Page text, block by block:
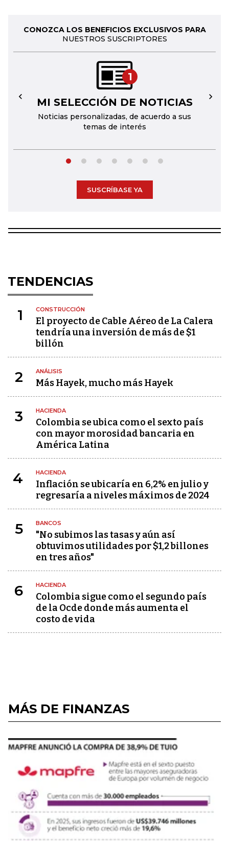
CONOZCA LOS BENEFICIOS EXCLUSIVOS PARA
NUESTROS SUSCRIPTORES
1
MI SELECCIÓN DE NOTICIAS
Noticias personalizadas, de acuerdo a sus
temas de interés
← →
SUSCRÍBASE YA
TENDENCIAS
1 CONSTRUCCIÓN
El proyecto de Cable Aéreo de La Calera
tendría una inversión de más de $1
billón
2 ANÁLISIS
Más Hayek, mucho más Hayek
3 HACIENDA
Colombia se ubica como el sexto país
con mayor morosidad bancaria en
América Latina
4 HACIENDA
Inflación se ubicaría en 6,2% en julio y
regresaría a niveles máximos de 2024
5 BANCOS
"No subimos las tasas y aún así
obtuvimos utilidades por $1,2 billones
en tres años"
6 HACIENDA
Colombia sigue como el segundo país
de la Ocde donde más aumenta el
costo de vida
MÁS DE FINANZAS